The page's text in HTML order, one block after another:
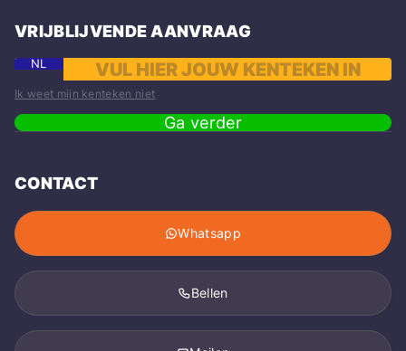
VRIJBLIJVENDE AANVRAAG
NL
Ik weet mijn kenteken niet
Ga verder
CONTACT
Whatsapp
Bellen